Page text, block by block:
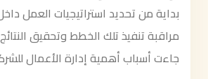
بداية من تحديد استراتيجيات العمل
مراقبة تنفيذ تلك الخطط وتحقيق
جاءت أسباب أهمية إدارة الأعمال